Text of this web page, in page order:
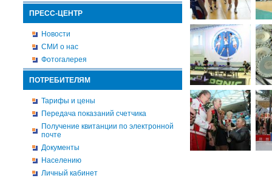
ПРЕСС-ЦЕНТР
Новости
СМИ о нас
Фотогалерея
ПОТРЕБИТЕЛЯМ
Тарифы и цены
Передача показаний счетчика
Получение квитанции по электронной
почте
Документы
Населению
Личный кабинет